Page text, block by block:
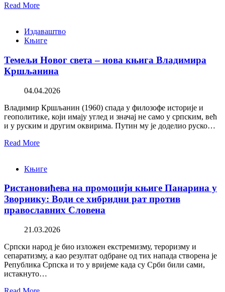
Read More
Издаваштво
Књиге
Темељи Новог света – нова књига Владимира
Кршљанина
04.04.2026
Владимир Кршљанин (1960) спада у филозофе историје и
геополитике, који имају углед и значај не само у српским, већ
и у руским и другим оквирима. Путин му је доделио руско…
Read More
Књиге
Ристановићева на промоцији књиге Панарина у
Зворнику: Води се хибридни рат против
православних Словена
21.03.2026
Српски народ је био изложен екстремизму, тероризму и
сепаратизму, а као резултат одбране од тих напада створена је
Република Српска и то у вријеме када су Срби били сами,
истакнуто…